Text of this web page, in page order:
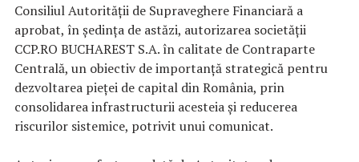
Consiliul Autorității de Supraveghere Financiară a
aprobat, în ședința de astăzi, autorizarea societății
CCP.RO BUCHAREST S.A. în calitate de Contraparte
Centrală, un obiectiv de importanță strategică pentru
dezvoltarea pieței de capital din România, prin
consolidarea infrastructurii acesteia și reducerea
riscurilor sistemice, potrivit unui comunicat.